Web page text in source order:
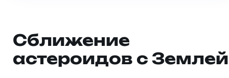
Сближение
астероидов с Землей